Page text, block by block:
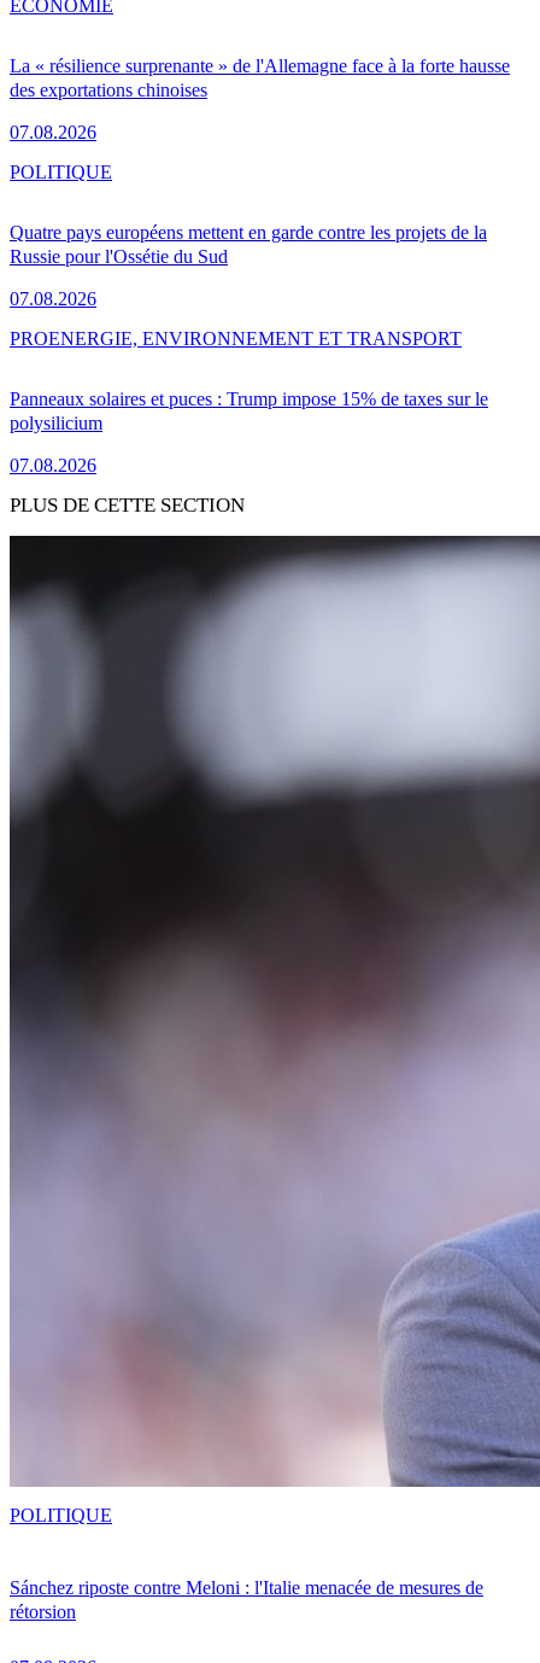
La « résilience surprenante » de l'Allemagne face à la forte hausse
des exportations chinoises
07.08.2026
ÉCONOMIE
Quatre pays européens mettent en garde contre les projets de la
Russie pour l'Ossétie du Sud
07.08.2026
POLITIQUE
Panneaux solaires et puces : Trump impose 15% de taxes sur le
polysilicium
07.08.2026
PROENERGIE, ENVIRONNEMENT ET TRANSPORT
PLUS DE CETTE SECTION
Sánchez riposte contre Meloni : l'Italie menacée de mesures de
rétorsion
POLITIQUE